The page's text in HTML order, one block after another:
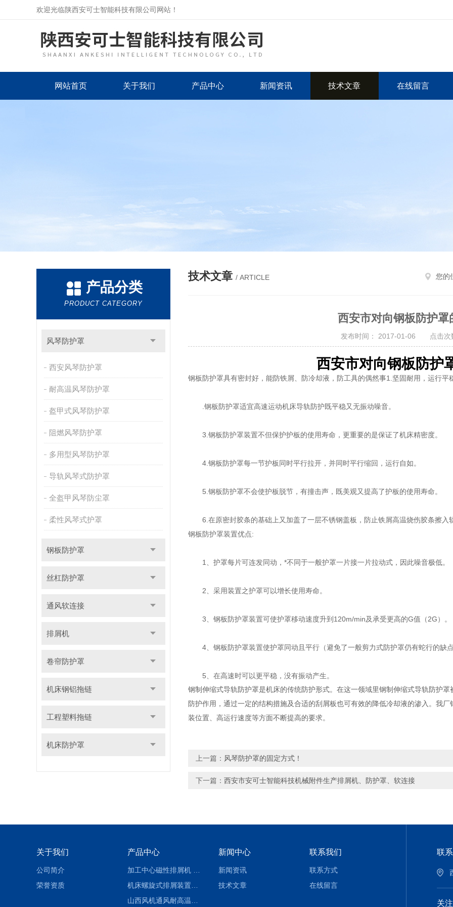
欢迎光临陕西安可士智能科技有限公司网站！
网站首页 关于我们 产品中心 新闻资讯 技术文章 在线留言
产品分类
PRODUCT CATEGORY
风琴防护罩
西安风琴防护罩
耐高温风琴防护罩
盔甲式风琴防护罩
阻燃风琴防护罩
多用型风琴防护罩
导轨风琴式防护罩
全盔甲风琴防尘罩
柔性风琴式护罩
钢板防护罩
丝杠防护罩
通风软连接
排屑机
卷帘防护罩
机床钢铝拖链
工程塑料拖链
机床防护罩
技术文章 / ARTICLE 您的
西安市对向钢板防护罩
发布时间： 2017-01-06 点击次
西安市对向钢板防护
钢板防护罩具有密封好，能防铁屑、防冷却液，防工具的偶然事1.坚固耐用，运行平
.钢板防护罩适宜高速运动机床导轨防护既平稳又无振动噪音。
3.钢板防护罩装置不但保护护板的使用寿命，更重要的是保证了机床精密度。
4.钢板防护罩每一节护板同时平行拉开，并同时平行缩回，运行自如。
5.钢板防护罩不会使护板脱节，有撞击声，既美观又提高了护板的使用寿命。
6.在原密封胶条的基础上又加盖了一层不锈钢盖板，防止铁屑高温烧伤胶条擦入
钢板防护罩装置优点:
1、护罩每片可连发同动，*不同于一般护罩一片接一片拉动式，因此噪音极低。
2、采用装置之护罩可以增长使用寿命。
3、钢板防护罩装置可使护罩移动速度升到120m/min及承受更高的G值（2G）。
4、钢板防护罩装置使护罩同动且平行（避免了一般剪力式防护罩仍有蛇行的缺
5、在高速时可以更平稳，没有振动产生。
钢制伸缩式导轨防护罩是机床的传统防护形式。在这一领域里钢制伸缩式导轨防护
防护作用，通过一定的结构措施及合适的刮屑板也可有效的降低冷却液的渗入。我
装位置、高运行速度等方面不断提高的要求。
上一篇： 风琴防护罩的固定方式！
下一篇： 西安市安可士智能科技机械附件生产排屑机、防护罩、软连接
关于我们
公司简介
荣誉资质
产品中心 新闻中心
新闻资讯
技术文章
联系我们
联系方式
在线留言
联
关